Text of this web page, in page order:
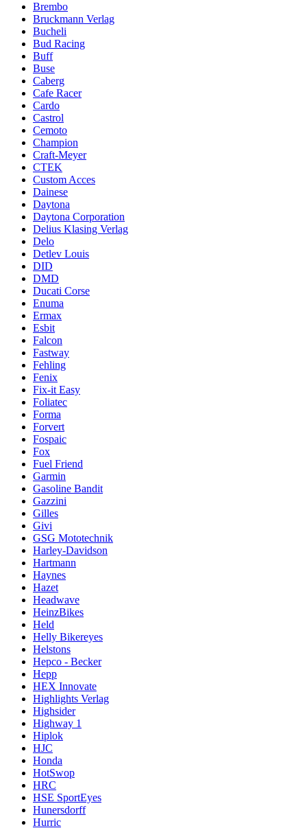
Brembo
Bruckmann Verlag
Bucheli
Bud Racing
Buff
Buse
Caberg
Cafe Racer
Cardo
Castrol
Cemoto
Champion
Craft-Meyer
CTEK
Custom Acces
Dainese
Daytona
Daytona Corporation
Delius Klasing Verlag
Delo
Detlev Louis
DID
DMD
Ducati Corse
Enuma
Ermax
Esbit
Falcon
Fastway
Fehling
Fenix
Fix-it Easy
Foliatec
Forma
Forvert
Fospaic
Fox
Fuel Friend
Garmin
Gasoline Bandit
Gazzini
Gilles
Givi
GSG Mototechnik
Harley-Davidson
Hartmann
Haynes
Hazet
Headwave
HeinzBikes
Held
Helly Bikereyes
Helstons
Hepco - Becker
Hepp
HEX Innovate
Highlights Verlag
Highsider
Highway 1
Hiplok
HJC
Honda
HotSwop
HRC
HSE SportEyes
Hunersdorff
Hurric